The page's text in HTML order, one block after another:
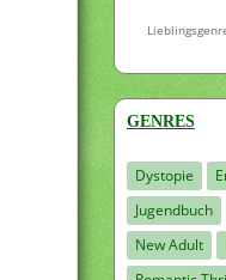
GENRES
Dystopie
Jugendbuch
New Adult